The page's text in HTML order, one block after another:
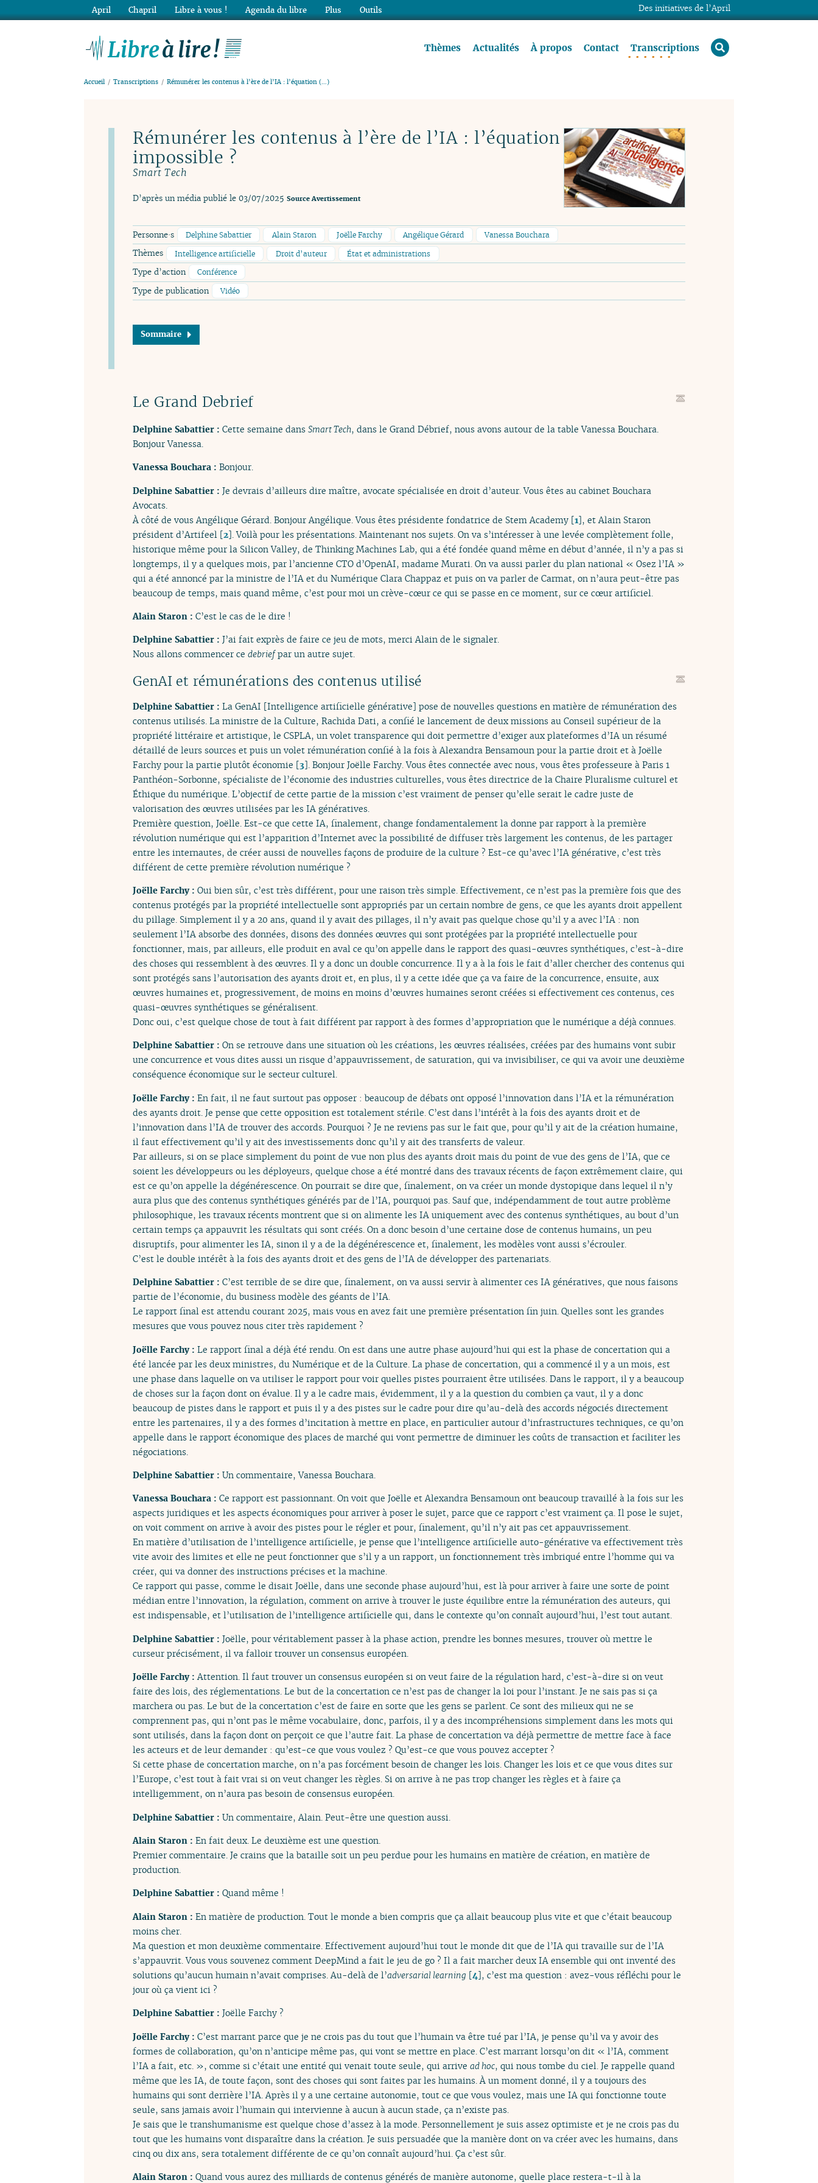
Thèmes Actualités À propos Contact Transcriptions rechercher
Accueil Transcriptions Rémunérer les contenus à l’ère de l’IA : l’équation (…)
Rémunérer les contenus à l’ère de l’IA : l’équation
impossible ?
Smart Tech
D’après un média publié le 03/07/2025 Source Avertissement
Personne·s Delphine Sabattier Alain Staron Joëlle Farchy Angélique Gérard Vanessa Bouchara
Thèmes Intelligence artificielle Droit d’auteur État et administrations
Type d’action Conférence
Type de publication Vidéo
Sommaire
Le Grand Debrief
Delphine Sabattier : Cette semaine dans Smart Tech, dans le Grand Débrief, nous avons autour de la table Vanessa Bouchara.
Bonjour Vanessa.
Vanessa Bouchara : Bonjour.
Delphine Sabattier : Je devrais d’ailleurs dire maître, avocate spécialisée en droit d’auteur. Vous êtes au cabinet Bouchara
Avocats.
À côté de vous Angélique Gérard. Bonjour Angélique. Vous êtes présidente fondatrice de Stem Academy [1], et Alain Staron
président d’Artifeel [2] . Voilà pour les présentations. Maintenant nos sujets. On va s’intéresser à une levée complètement folle,
historique même pour la Silicon Valley, de Thinking Machines Lab, qui a été fondée quand même en début d’année, il n’y a pas si
longtemps, il y a quelques mois, par l’ancienne CTO d’OpenAI, madame Murati. On va aussi parler du plan national « Osez l’IA »
qui a été annoncé par la ministre de l’IA et du Numérique Clara Chappaz et puis on va parler de Carmat, on n’aura peut-être pas
beaucoup de temps, mais quand même, c’est pour moi un crève-cœur ce qui se passe en ce moment, sur ce cœur artificiel.
Alain Staron : C’est le cas de le dire !
Delphine Sabattier : J’ai fait exprès de faire ce jeu de mots, merci Alain de le signaler.
Nous allons commencer ce debriefpar un autre sujet.
GenAI et rémunérations des contenus utilisé
Delphine Sabattier : La GenAI [Intelligence artificielle générative] pose de nouvelles questions en matière de rémunération des
contenus utilisés. La ministre de la Culture, Rachida Dati, a confié le lancement de deux missions au Conseil supérieur de la
propriété littéraire et artistique, le CSPLA, un volet transparence qui doit permettre d’exiger aux plateformes d’IA un résumé
détaillé de leurs sources et puis un volet rémunération confié à la fois à Alexandra Bensamoun pour la partie droit et à Joëlle
Farchy pour la partie plutôt économie [3] . Bonjour Joëlle Farchy. Vous êtes connectée avec nous, vous êtes professeure à Paris 1
Panthéon-Sorbonne, spécialiste de l’économie des industries culturelles, vous êtes directrice de la Chaire Pluralisme culturel et
Éthique du numérique. L’objectif de cette partie de la mission c’est vraiment de penser qu’elle serait le cadre juste de
valorisation des œuvres utilisées par les IA génératives.
Première question, Joëlle. Est-ce que cette IA, finalement, change fondamentalement la donne par rapport à la première
révolution numérique qui est l’apparition d’Internet avec la possibilité de diffuser très largement les contenus, de les partager
entre les internautes, de créer aussi de nouvelles façons de produire de la culture ? Est-ce qu’avec l’IA générative, c’est très
différent de cette première révolution numérique ?
Joëlle Farchy : Oui bien sûr, c’est très différent, pour une raison très simple. Effectivement, ce n’est pas la première fois que des
contenus protégés par la propriété intellectuelle sont appropriés par un certain nombre de gens, ce que les ayants droit appellent
du pillage. Simplement il y a 20 ans, quand il y avait des pillages, il n’y avait pas quelque chose qu’il y a avec l’IA : non
seulement l’IA absorbe des données, disons des données œuvres qui sont protégées par la propriété intellectuelle pour
fonctionner, mais, par ailleurs, elle produit en aval ce qu’on appelle dans le rapport des quasi-œuvres synthétiques, c’est-à-dire
des choses qui ressemblent à des œuvres. Il y a donc un double concurrence. Il y a à la fois le fait d’aller chercher des contenus qui
sont protégés sans l’autorisation des ayants droit et, en plus, il y a cette idée que ça va faire de la concurrence, ensuite, aux
œuvres humaines et, progressivement, de moins en moins d’œuvres humaines seront créées si effectivement ces contenus, ces
quasi-œuvres synthétiques se généralisent.
Donc oui, c’est quelque chose de tout à fait différent par rapport à des formes d’appropriation que le numérique a déjà connues.
Delphine Sabattier : On se retrouve dans une situation où les créations, les œuvres réalisées, créées par des humains vont subir
une concurrence et vous dites aussi un risque d’appauvrissement, de saturation, qui va invisibiliser, ce qui va avoir une deuxième
conséquence économique sur le secteur culturel.
Joëlle Farchy : En fait, il ne faut surtout pas opposer : beaucoup de débats ont opposé l’innovation dans l’IA et la rémunération
des ayants droit. Je pense que cette opposition est totalement stérile. C’est dans l’intérêt à la fois des ayants droit et de
l’innovation dans l’IA de trouver des accords. Pourquoi ? Je ne reviens pas sur le fait que, pour qu’il y ait de la création humaine,
il faut effectivement qu’il y ait des investissements donc qu’il y ait des transferts de valeur.
Par ailleurs, si on se place simplement du point de vue non plus des ayants droit mais du point de vue des gens de l’IA, que ce
soient les développeurs ou les déployeurs, quelque chose a été montré dans des travaux récents de façon extrêmement claire, qui
est ce qu’on appelle la dégénérescence. On pourrait se dire que, finalement, on va créer un monde dystopique dans lequel il n’y
aura plus que des contenus synthétiques générés par de l’IA, pourquoi pas. Sauf que, indépendamment de tout autre problème
philosophique, les travaux récents montrent que si on alimente les IA uniquement avec des contenus synthétiques, au bout d’un
certain temps ça appauvrit les résultats qui sont créés. On a donc besoin d’une certaine dose de contenus humains, un peu
disruptifs, pour alimenter les IA, sinon il y a de la dégénérescence et, finalement, les modèles vont aussi s’écrouler.
C’est le double intérêt à la fois des ayants droit et des gens de l’IA de développer des partenariats.
Delphine Sabattier : C’est terrible de se dire que, finalement, on va aussi servir à alimenter ces IA génératives, que nous faisons
partie de l’économie, du business modèle des géants de l’IA.
Le rapport final est attendu courant 2025, mais vous en avez fait une première présentation fin juin. Quelles sont les grandes
mesures que vous pouvez nous citer très rapidement ?
Joëlle Farchy : Le rapport final a déjà été rendu. On est dans une autre phase aujourd’hui qui est la phase de concertation qui a
été lancée par les deux ministres, du Numérique et de la Culture. La phase de concertation, qui a commencé il y a un mois, est
une phase dans laquelle on va utiliser le rapport pour voir quelles pistes pourraient être utilisées. Dans le rapport, il y a beaucoup
de choses sur la façon dont on évalue. Il y a le cadre mais, évidemment, il y a la question du combien ça vaut, il y a donc
beaucoup de pistes dans le rapport et puis il y a des pistes sur le cadre pour dire qu’au-delà des accords négociés directement
entre les partenaires, il y a des formes d’incitation à mettre en place, en particulier autour d’infrastructures techniques, ce qu’on
appelle dans le rapport économique des places de marché qui vont permettre de diminuer les coûts de transaction et faciliter les
négociations.
Delphine Sabattier : Un commentaire, Vanessa Bouchara.
Vanessa Bouchara : Ce rapport est passionnant. On voit que Joëlle et Alexandra Bensamoun ont beaucoup travaillé à la fois sur les
aspects juridiques et les aspects économiques pour arriver à poser le sujet, parce que ce rapport c’est vraiment ça. Il pose le sujet,
on voit comment on arrive à avoir des pistes pour le régler et pour, finalement, qu’il n’y ait pas cet appauvrissement.
En matière d’utilisation de l’intelligence artificielle, je pense que l’intelligence artificielle auto-générative va effectivement très
vite avoir des limites et elle ne peut fonctionner que s’il y a un rapport, un fonctionnement très imbriqué entre l’homme qui va
créer, qui va donner des instructions précises et la machine.
Ce rapport qui passe, comme le disait Joëlle, dans une seconde phase aujourd’hui, est là pour arriver à faire une sorte de point
médian entre l’innovation, la régulation, comment on arrive à trouver le juste équilibre entre la rémunération des auteurs, qui
est indispensable, et l’utilisation de l’intelligence artificielle qui, dans le contexte qu’on connaît aujourd’hui, l’est tout autant.
Delphine Sabattier : Joëlle, pour véritablement passer à la phase action, prendre les bonnes mesures, trouver où mettre le
curseur précisément, il va falloir trouver un consensus européen.
Joëlle Farchy :Attention. Il faut trouver un consensus européen si on veut faire de la régulation hard, c’est-à-dire si on veut
faire des lois, des réglementations. Le but de la concertation ce n’est pas de changer la loi pour l’instant. Je ne sais pas si ça
marchera ou pas. Le but de la concertation c’est de faire en sorte que les gens se parlent. Ce sont des milieux qui ne se
comprennent pas, qui n’ont pas le même vocabulaire, donc, parfois, il y a des incompréhensions simplement dans les mots qui
sont utilisés, dans la façon dont on perçoit ce que l’autre fait. La phase de concertation va déjà permettre de mettre face à face
les acteurs et de leur demander : qu’est-ce que vous voulez ? Qu’est-ce que vous pouvez accepter ?
Si cette phase de concertation marche, on n’a pas forcément besoin de changer les lois. Changer les lois et ce que vous dites sur
l’Europe, c’est tout à fait vrai si on veut changer les règles. Si on arrive à ne pas trop changer les règles et à faire ça
intelligemment, on n’aura pas besoin de consensus européen.
Delphine Sabattier : Un commentaire, Alain. Peut-être une question aussi.
Alain Staron : En fait deux. Le deuxième est une question.
Premier commentaire. Je crains que la bataille soit un peu perdue pour les humains en matière de création, en matière de
production.
Delphine Sabattier : Quand même !
Alain Staron : En matière de production. Tout le monde a bien compris que ça allait beaucoup plus vite et que c’était beaucoup
moins cher.
Ma question et mon deuxième commentaire. Effectivement aujourd’hui tout le monde dit que de l’IA qui travaille sur de l’IA
s’appauvrit. Vous vous souvenez comment DeepMind a fait le jeu de go ? Il a fait marcher deux IA ensemble qui ont inventé des
solutions qu’aucun humain n’avait comprises. Au-delà de l’adversarial learning [4], c’est ma question : avez-vous réfléchi pour le
jour où ça vient ici ?
Delphine Sabattier : Joëlle Farchy ?
Joëlle Farchy : C’est marrant parce que je ne crois pas du tout que l’humain va être tué par l’IA, je pense qu’il va y avoir des
formes de collaboration, qu’on n’anticipe même pas, qui vont se mettre en place. C’est marrant lorsqu’on dit « l’IA, comment
l’IA a fait, etc. », comme si c’était une entité qui venait toute seule, qui arrive ad hoc, qui nous tombe du ciel. Je rappelle quand
même que les IA, de toute façon, sont des choses qui sont faites par les humains. À un moment donné, il y a toujours des
humains qui sont derrière l’IA. Après il y a une certaine autonomie, tout ce que vous voulez, mais une IA qui fonctionne toute
seule, sans jamais avoir l’humain qui intervienne à aucun à aucun stade, ça n’existe pas.
Je sais que le transhumanisme est quelque chose d’assez à la mode. Personnellement je suis assez optimiste et je ne crois pas du
tout que les humains vont disparaître dans la création. Je suis persuadée que la manière dont on va créer avec les humains, dans
cinq ou dix ans, sera totalement différente de ce qu’on connaît aujourd’hui. Ça c’est sûr.
Alain Staron : Quand vous aurez des milliards de contenus générés de manière autonome, quelle place restera-t-il à la
Des initiatives de l’April
April Chapril Libre à vous ! Agenda du libre Plus Outils